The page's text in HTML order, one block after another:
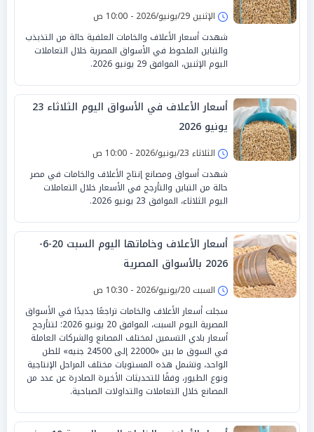
الإثنين 29/يونيو/2026 - 10:00 ص
شهدت أسعار الأعلاف والخامات العلفية حالة من التذبذب
والتباين الملحوظ في الأسواق المصرية خلال التعاملات
اليوم الإثنين، الموافق 29 يونيو 2026.
أسعار الأعلاف في الأسواق اليوم الثلاثاء 23
يونيو 2026
الثلاثاء 23/يونيو/2026 - 10:00 ص
شهدت أسواق ومصانع إنتاج الأعلاف والخامات في مصر
حالة من التباين والتأرجح في الأسعار خلال التعاملات
اليوم الثلاثاء، الموافق 23 يونيو 2026.
أسعار الأعلاف وخاماتها اليوم السبت 20-6-
2026 بالأسواق المصرية
السبت 20/يونيو/2026 - 10:30 ص
سجلت أسعار الأعلاف والخامات تراجعًا جديدًا في الأسواق
المصرية اليوم السبت، الموافق 20 يونيو 2026؛ لتتأرجح
أسعار بادي التسمين لمختلف المصانع والشركات العاملة
في السوق ما بين «22000 إلى 24500 جنيه» للطن
الواحد، وتشمل هذه المستويات مختلف المراحل الإنتاجية
ونوع الطيور، وفقًا للتحديثات الأخيرة الصادرة عن عدد من
المصانع خلال التعاملات والتداولات الصباحية.